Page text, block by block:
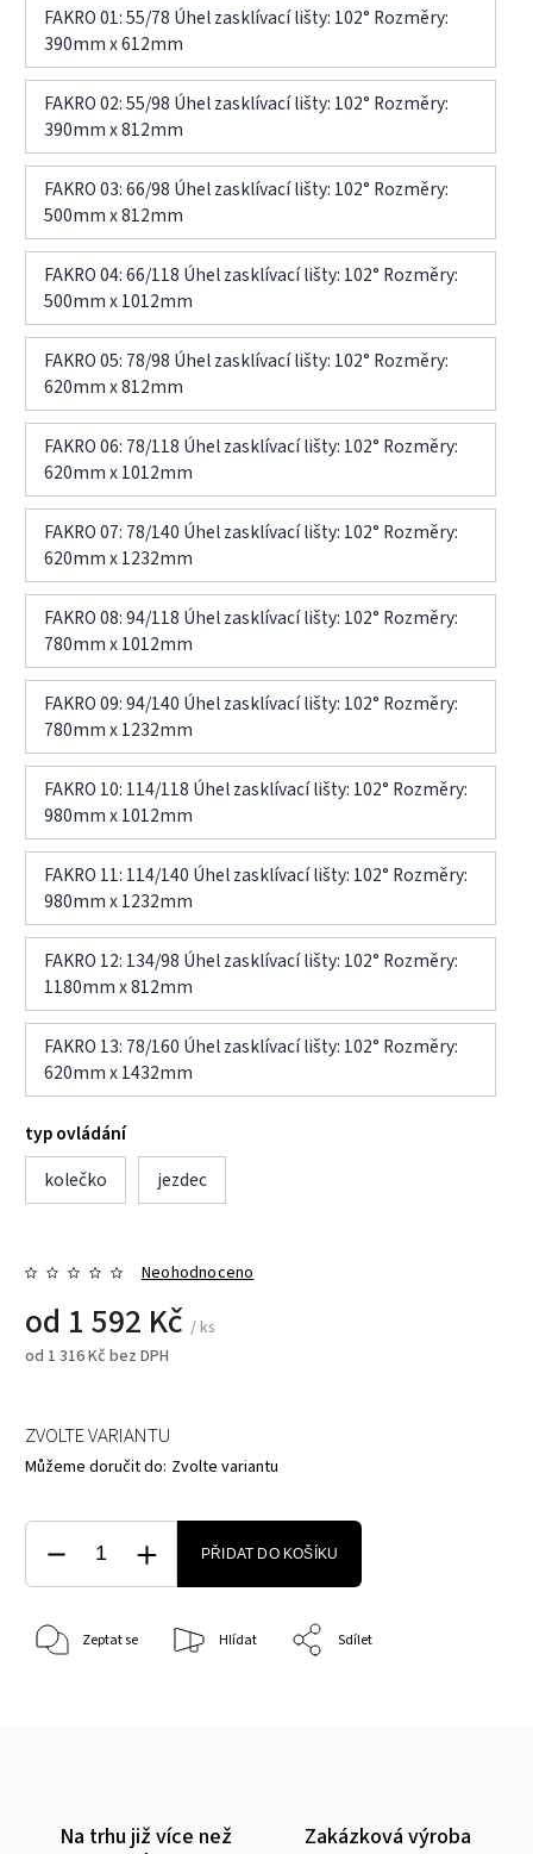
FAKRO 01: 55/78 Úhel zasklívací lišty: 102° Rozměry:
390mm x 612mm
FAKRO 02: 55/98 Úhel zasklívací lišty: 102° Rozměry:
390mm x 812mm
FAKRO 03: 66/98 Úhel zasklívací lišty: 102° Rozměry:
500mm x 812mm
FAKRO 04: 66/118 Úhel zasklívací lišty: 102° Rozměry:
500mm x 1012mm
FAKRO 05: 78/98 Úhel zasklívací lišty: 102° Rozměry:
620mm x 812mm
FAKRO 06: 78/118 Úhel zasklívací lišty: 102° Rozměry:
620mm x 1012mm
FAKRO 07: 78/140 Úhel zasklívací lišty: 102° Rozměry:
620mm x 1232mm
FAKRO 08: 94/118 Úhel zasklívací lišty: 102° Rozměry:
780mm x 1012mm
FAKRO 09: 94/140 Úhel zasklívací lišty: 102° Rozměry:
780mm x 1232mm
FAKRO 10: 114/118 Úhel zasklívací lišty: 102° Rozměry:
980mm x 1012mm
FAKRO 11: 114/140 Úhel zasklívací lišty: 102° Rozměry:
980mm x 1232mm
FAKRO 12: 134/98 Úhel zasklívací lišty: 102° Rozměry:
1180mm x 812mm
FAKRO 13: 78/160 Úhel zasklívací lišty: 102° Rozměry:
620mm x 1432mm
typ ovládání
kolečko
jezdec
Neohodnoceno
od 1 592 Kč / ks
od 1 316 Kč bez DPH
ZVOLTE VARIANTU
Můžeme doručit do: Zvolte variantu
PŘIDAT DO KOŠÍKU
Zeptat se Hlídat Sdílet
Na trhu již více než
Zakázková výroba